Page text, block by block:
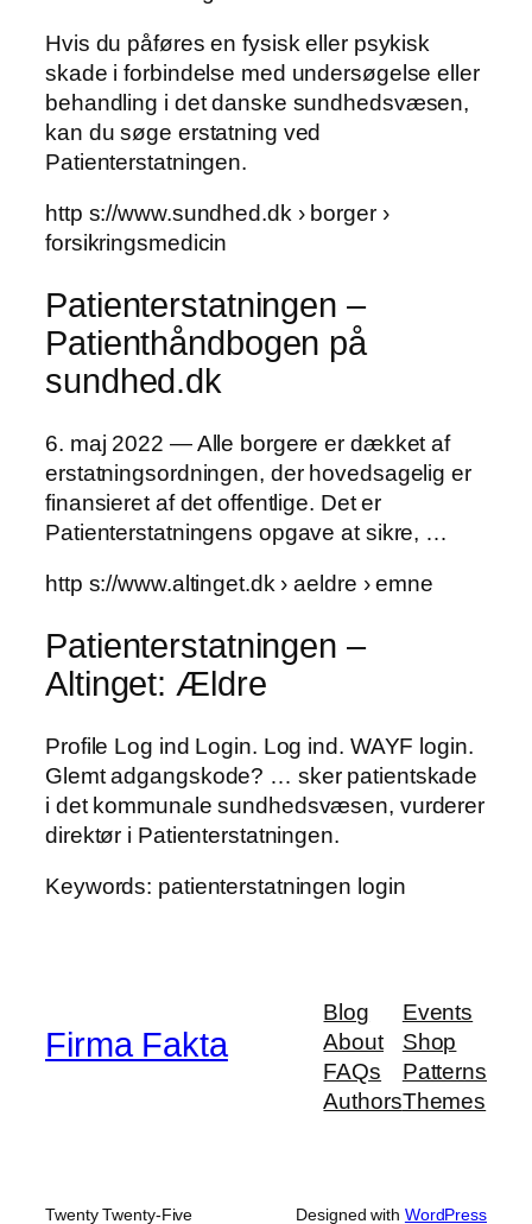
Hvis du påføres en fysisk eller psykisk
skade i forbindelse med undersøgelse eller
behandling i det danske sundhedsvæsen,
kan du søge erstatning ved
Patienterstatningen.
http s://www.sundhed.dk › borger ›
forsikringsmedicin
Patienterstatningen –
Patienthåndbogen på
sundhed.dk
6. maj 2022 — Alle borgere er dækket af
erstatningsordningen, der hovedsagelig er
finansieret af det offentlige. Det er
Patienterstatningens opgave at sikre, …
http s://www.altinget.dk › aeldre › emne
Patienterstatningen –
Altinget: Ældre
Profile Log ind Login. Log ind. WAYF login.
Glemt adgangskode? … sker patientskade
i det kommunale sundhedsvæsen, vurderer
direktør i Patienterstatningen.
Keywords: patienterstatningen login
Firma Fakta
Blog
About
FAQs
Authors
Events
Shop
Patterns
Themes
Twenty Twenty-Five Designed with WordPress